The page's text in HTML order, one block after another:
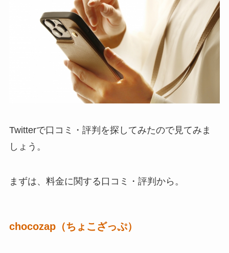
Twitterで口コミ・評判を探してみたので見てみま
しょう。
まずは、料金に関する口コミ・評判から。
chocozap（ちょこざっぷ）